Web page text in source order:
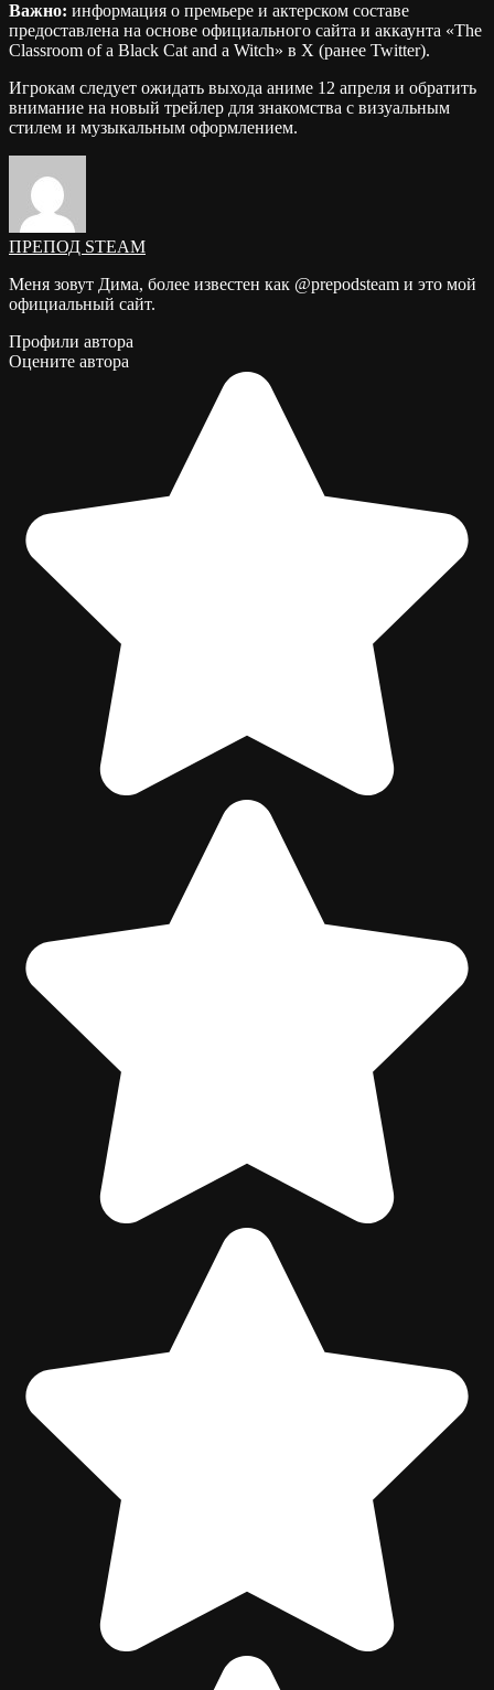
Важно: информация о премьере и актерском составе
предоставлена на основе официального сайта и аккаунта «The
Classroom of a Black Cat and a Witch» в X (ранее Twitter).
Игрокам следует ожидать выхода аниме 12 апреля и обратить
внимание на новый трейлер для знакомства с визуальным
стилем и музыкальным оформлением.
ПРЕПОД STEAM
Меня зовут Дима, более известен как @prepodsteam и это мой
официальный сайт.
Профили автора
Оцените автора